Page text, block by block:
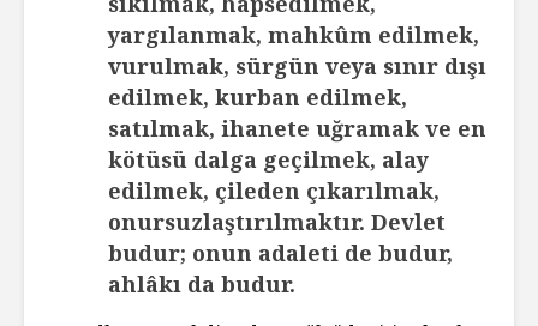
yargılanmak, mahkûm edilmek,
vurulmak, sürgün veya sınır dışı
edilmek, kurban edilmek,
satılmak, ihanete uğramak ve en
kötüsü dalga geçilmek, alay
edilmek, çileden çıkarılmak,
onursuzlaştırılmaktır. Devlet
budur; onun adaleti de budur,
ahlâkı da budur.